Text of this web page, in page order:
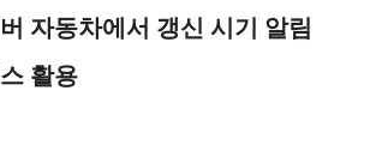
자동차에서 갱신 시기 알림
활용